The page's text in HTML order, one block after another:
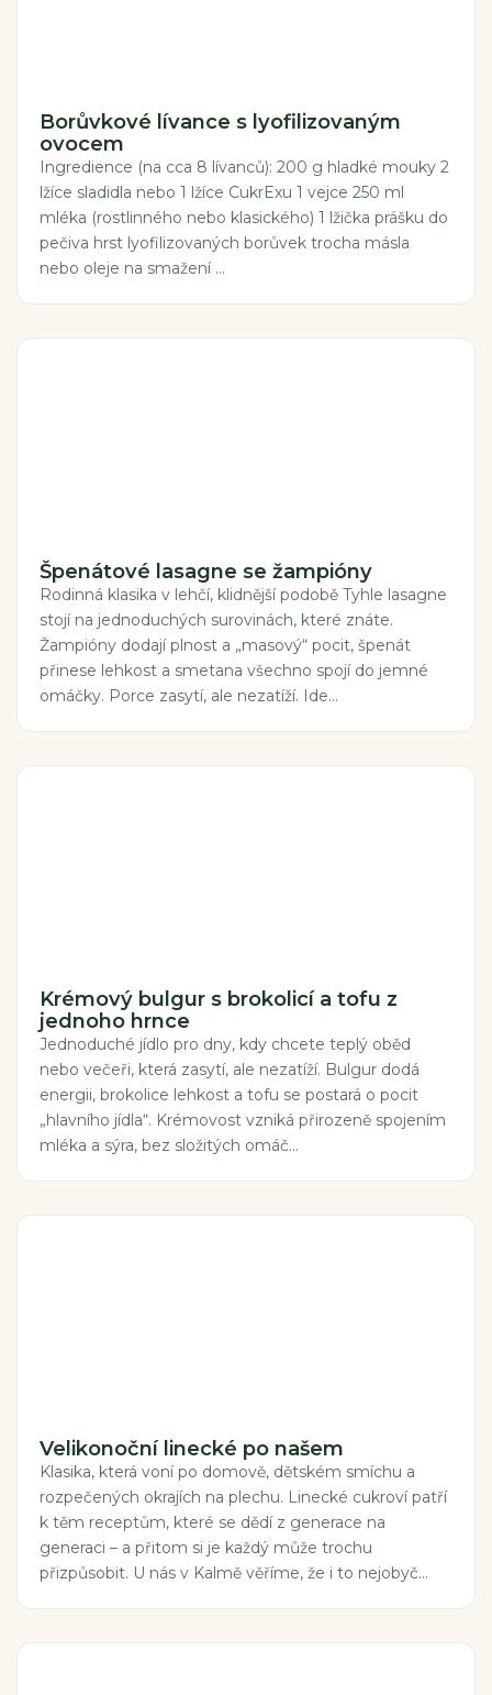
Borůvkové lívance s lyofilizovaným
ovocem
Ingredience (na cca 8 lívanců): 200 g hladké mouky 2
lžíce sladidla nebo 1 lžíce CukrExu 1 vejce 250 ml
mléka (rostlinného nebo klasického) 1 lžička prášku do
pečiva hrst lyofilizovaných borůvek trocha másla
nebo oleje na smažení ...
Špenátové lasagne se žampióny
Rodinná klasika v lehčí, klidnější podobě Tyhle lasagne
stojí na jednoduchých surovinách, které znáte.
Žampióny dodají plnost a „masový“ pocit, špenát
přinese lehkost a smetana všechno spojí do jemné
omáčky. Porce zasytí, ale nezatíží. Ide...
Krémový bulgur s brokolicí a tofu z
jednoho hrnce
Jednoduché jídlo pro dny, kdy chcete teplý oběd
nebo večeři, která zasytí, ale nezatíží. Bulgur dodá
energii, brokolice lehkost a tofu se postará o pocit
„hlavního jídla“. Krémovost vzniká přirozeně spojením
mléka a sýra, bez složitých omáč...
Velikonoční linecké po našem
Klasika, která voní po domově, dětském smíchu a
rozpečených okrajích na plechu. Linecké cukroví patří
k těm receptům, které se dědí z generace na
generaci – a přitom si je každý může trochu
přizpůsobit. U nás v Kalmě věříme, že i to nejobyč...